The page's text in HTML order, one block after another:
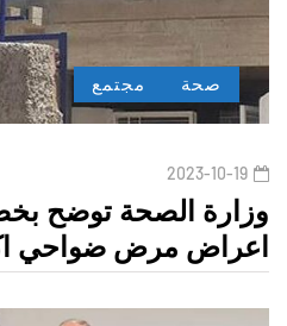
صحة مجتمع
2023-10-19
وزارة الصحة توضح
اعراض مرض ضواحي